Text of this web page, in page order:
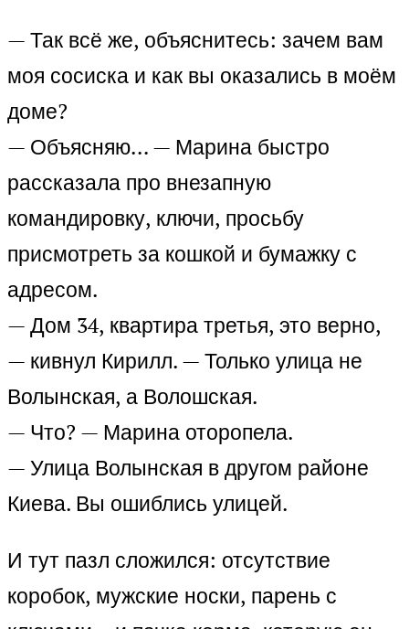
— Так всё же, объяснитесь: зачем вам
моя сосиска и как вы оказались в моём
доме?
— Объясняю… — Марина быстро
рассказала про внезапную
командировку, ключи, просьбу
присмотреть за кошкой и бумажку с
адресом.
— Дом 34, квартира третья, это верно,
— кивнул Кирилл. — Только улица не
Волынская, а Волошская.
— Что? — Марина оторопела.
— Улица Волынская в другом районе
Киева. Вы ошиблись улицей.
И тут пазл сложился: отсутствие
коробок, мужские носки, парень с